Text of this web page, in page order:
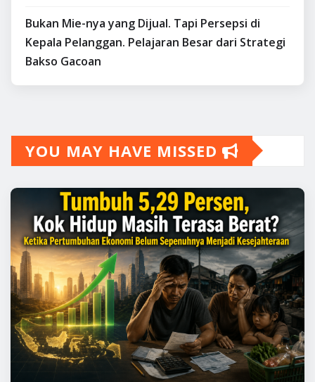
Bukan Mie-nya yang Dijual. Tapi Persepsi di
Kepala Pelanggan. Pelajaran Besar dari Strategi
Bakso Gacoan
YOU MAY HAVE MISSED